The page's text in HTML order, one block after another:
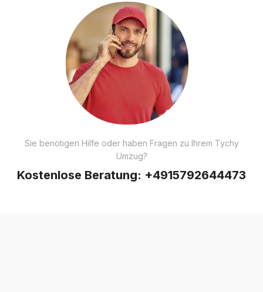
Sie benötigen Hilfe oder haben Fragen zu Ihrem Tychy
Umzug?
Kostenlose Beratung: +4915792644473